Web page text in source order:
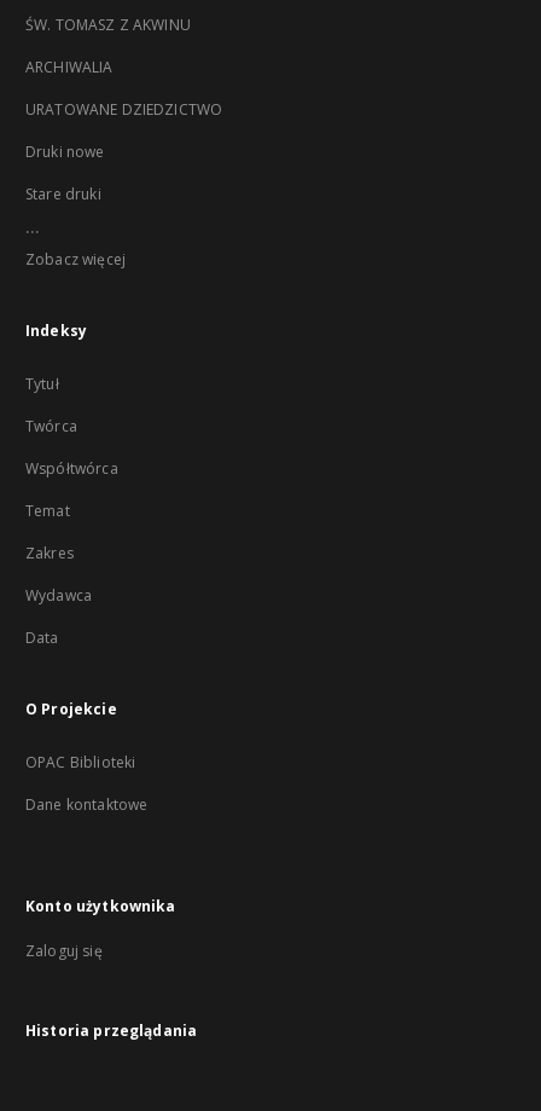
ŚW. TOMASZ Z AKWINU
ARCHIWALIA
URATOWANE DZIEDZICTWO
Druki nowe
Stare druki
...
Zobacz więcej
Indeksy
Tytuł
Twórca
Współtwórca
Temat
Zakres
Wydawca
Data
O Projekcie
OPAC Biblioteki
Dane kontaktowe
Konto użytkownika
Zaloguj się
Historia przeglądania